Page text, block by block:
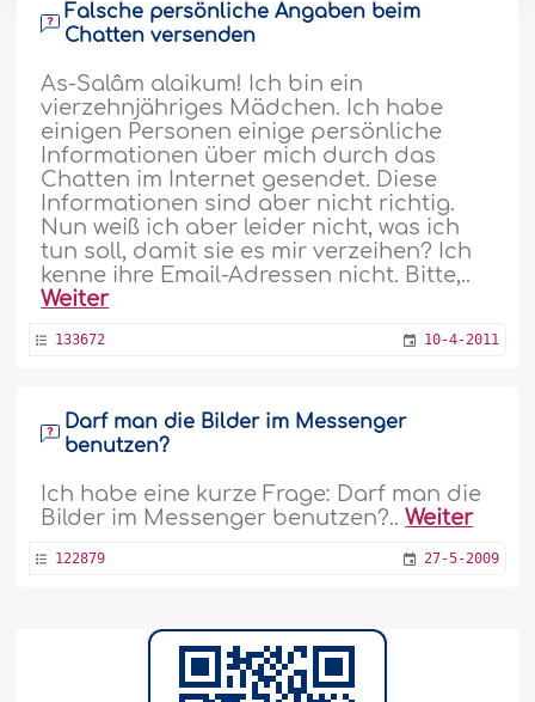
Falsche persönliche Angaben beim
Chatten versenden
As-Salâm alaikum! Ich bin ein
vierzehnjähriges Mädchen. Ich habe
einigen Personen einige persönliche
Informationen über mich durch das
Chatten im Internet gesendet. Diese
Informationen sind aber nicht richtig.
Nun weiß ich aber leider nicht, was ich
tun soll, damit sie es mir verzeihen? Ich
kenne ihre Email-Adressen nicht. Bitte,..
Weiter
133672 10-4-2011
Darf man die Bilder im Messenger
benutzen?
Ich habe eine kurze Frage: Darf man die
Bilder im Messenger benutzen?..Weiter
122879 27-5-2009